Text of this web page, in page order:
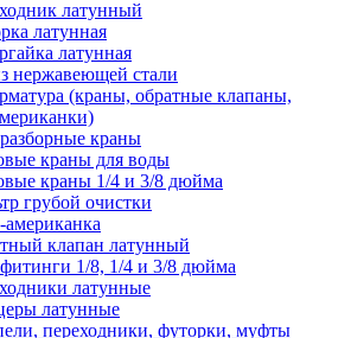
латунный
латунная
латунная
нержавеющей стали
(краны, обратные клапаны,
краны
краны для воды
краны 1/4 и 3/8 дюйма
грубой очистки
клапан латунный
1/8, 1/4 и 3/8 дюйма
латунные
латунные
переходники, футорки, муфты